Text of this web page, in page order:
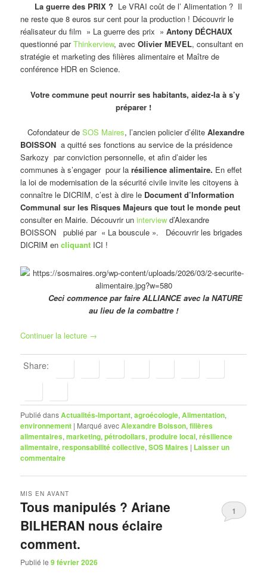
La guerre des PRIX ? Le VRAI coût de l’ Alimentation ? Il
ne reste que 8 euros sur cent pour la production ! Découvrir le
réalisateur du film » La guerre des prix »Antony DÉCHAUX
questionné parThinkerview, avecOlivier MEVEL, consultant en
stratégie et marketing des filières alimentaire et Maître de
conférence HDR en Science.
Votre commune peut nourrir ses habitants, aidez-la à s’y
préparer !
Cofondateur deSOS Maires, l’ancien policier d’éliteAlexandre
BOISSON a quitté ses fonctions au service de la présidence
Sarkozy par conviction personnelle, et afin d’aider les
communes à s’engager pour la résilience alimentaire. En effet
la loi de modernisation de la sécurité civile invite les citoyens à
connaître le DICRIM, c’est à dire le Document d’Information
Communal sur les Risques Majeurs que tout le monde peut
consulter en Mairie. Découvrir un interviewd’Alexandre
BOISSON publié par « La bouscule ». Découvrir les brigades
DICRIM encliquant ICI !
Ceci commence par faire ALLIANCE avec la NATURE
au lieu de la combattre !
Continuer la lecture →
Share:
Publié dansActualités-Important,agroécologie,Alimentation,
environnement | Marqué avecAlexandre Boisson,filières
alimentaires,marketing,pétrodollars,produire local,résilience
alimentaire,responsabilité collective,SOS Maires | Laisser un
commentaire
Tous manipulés ? Ariane
BILHERAN nous éclaire
comment.
MIS EN AVANT
Publié le9 février 2026
1